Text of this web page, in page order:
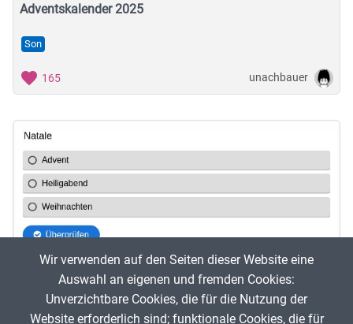
Adventskalender 2025
Son
165 unachbauer
Wir verwenden auf den Seiten dieser Website eine
Auswahl an eigenen und fremden Cookies:
Unverzichtbare Cookies, die für die Nutzung der
Website erforderlich sind; funktionale Cookies, die für